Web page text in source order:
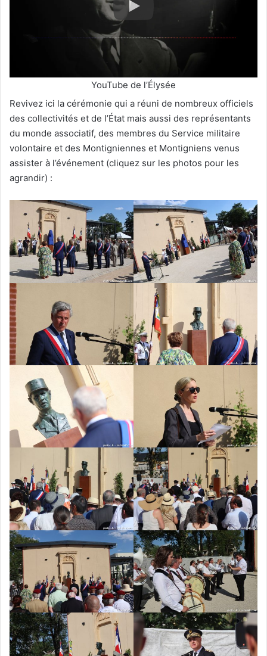
YouTube de l’Élysée
Revivez ici la cérémonie qui a réuni de nombreux officiels
des collectivités et de l’État mais aussi des représentants
du monde associatif, des membres du Service militaire
volontaire et des Montigniennes et Montigniens venus
assister à l’événement (cliquez sur les photos pour les
agrandir) :